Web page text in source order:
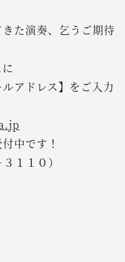
た演奏、乞うご期待
アドレス】をご入力
中です！
１１０）